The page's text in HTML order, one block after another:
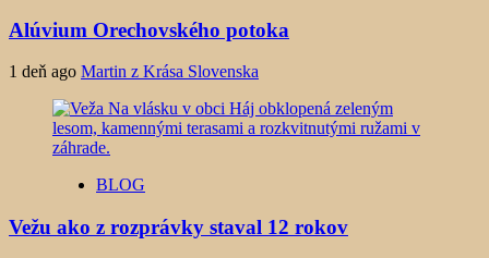
Alúvium Orechovského potoka
1 deň ago Martin z Krása Slovenska
BLOG
Vežu ako z rozprávky staval 12 rokov